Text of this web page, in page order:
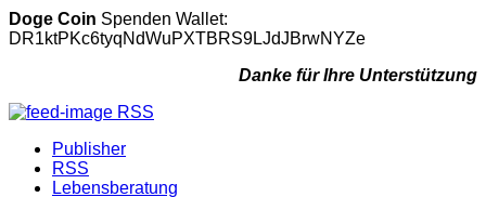
Doge Coin Spenden Wallet:
DR1ktPKc6tyqNdWuPXTBRS9LJdJBrwNYZe
Danke für Ihre Unterstützung
RSS
Publisher
RSS
Lebensberatung